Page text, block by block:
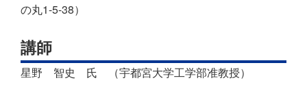
の丸1-5-38）
講師
星野 智史 氏 （宇都宮大学工学部准教授）